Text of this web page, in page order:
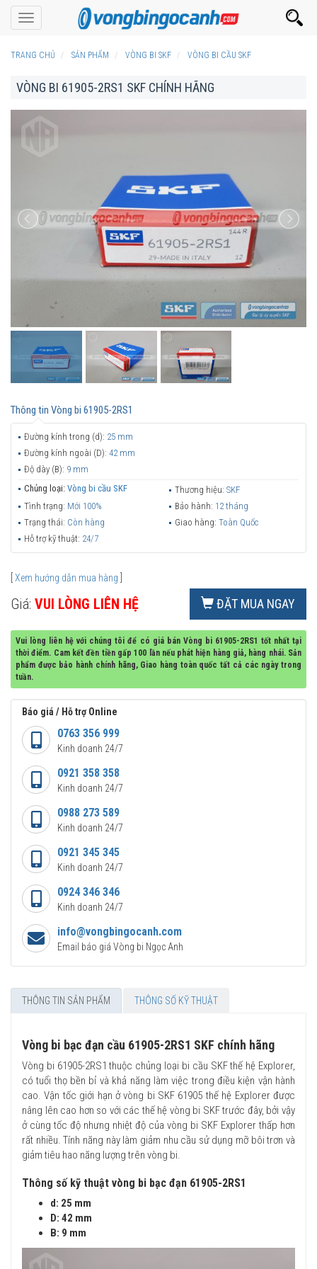
Toggle
navigation
TRANG CHỦ SẢN PHẨM VÒNG BI SKF VÒNG BI CẦU SKF
VÒNG BI 61905-2RS1 SKF CHÍNH HÃNG
Thông tin Vòng bi 61905-2RS1
Đường kính trong (d): 25 mm
Đường kính ngoài (D): 42 mm
Độ dày (B): 9 mm
Chủng loại: Vòng bi cầu SKF Thương hiệu: SKF
Tình trạng: Mới 100% Bảo hành: 12 tháng
Trạng thái: Còn hàng Giao hàng: Toàn Quốc
Hỗ trợ kỹ thuật: 24/7
Xem hướng dẫn mua hàng
Giá: VUI LÒNG LIÊN HỆ ĐẶT MUA NGAY
Vui lòng liên hệ với chúng tôi để có giá bán Vòng bi 61905-2RS1 tốt nhất tại
thời điểm. Cam kết đền tiền gấp 100 lần nếu phát hiện hàng giả, hàng nhái. Sản
phẩm được bảo hành chính hãng, Giao hàng toàn quốc tất cả các ngày trong
tuần.
Báo giá / Hỗ trợ Online
0763 356 999
Kinh doanh 24/7
0921 358 358
Kinh doanh 24/7
0988 273 589
Kinh doanh 24/7
0921 345 345
Kinh doanh 24/7
0924 346 346
Kinh doanh 24/7
info@vongbingocanh.com
Email báo giá Vòng bi Ngọc Anh
THÔNG TIN SẢN PHẨM THÔNG SỐ KỸ THUẬT
Vòng bi bạc đạn cầu 61905-2RS1 SKF chính hãng
Vòng bi 61905-2RS1 thuộc chủng loại bi cầu SKF thế hệ Explorer,
có tuổi thọ bền bỉ và khả năng làm việc trong điều kiện vận hành
cao. Vận tốc giới hạn ở vòng bi SKF 61905 thế hệ Explorer được
nâng lên cao hơn so với các thế hệ vòng bi SKF trước đây, bởi vậy
ở cùng tốc độ nhưng nhiệt độ của vòng bi SKF Explorer thấp hơn
rất nhiều. Tính năng này làm giảm nhu cầu sử dụng mỡ bôi trơn và
giảm tiêu hao năng lượng trên vòng bi.
Thông số kỹ thuật vòng bi bạc đạn 61905-2RS1
d: 25 mm
D: 42 mm
B: 9 mm